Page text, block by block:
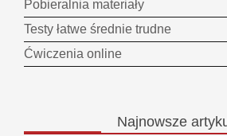
Pobieralnia materiały
Testy łatwe średnie trudne
Ćwiczenia online
Najnowsze